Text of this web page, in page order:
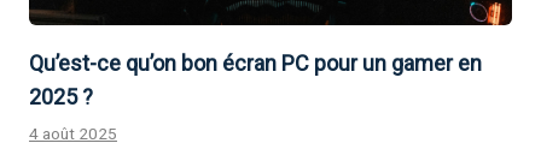
Qu’est-ce qu’on bon écran PC pour un gamer en
2025 ?
4 août 2025